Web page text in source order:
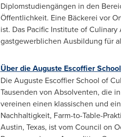
Diplomstudiengängen in den
Öffentlichkeit. Eine Bäckerei vor
ist. Das Pacific Institute of
gastgewerblichen Ausbildung für
Über die Auguste Escoffier
Die Auguste Escoffier School of
Tausenden von Absolventen, die
vereinen einen klassischen und
Nachhaltigkeit, Farm-to-Table-
Austin, Texas, ist vom Council on